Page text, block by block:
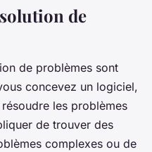
de
de problèmes sont
concevez un logiciel,
les problèmes
de trouver des
complexes ou de